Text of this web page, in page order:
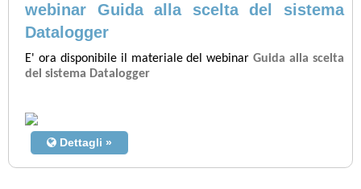
webinar Guida alla scelta del sistema
Datalogger
E' ora disponibile il materiale del webinarGuida alla scelta
del sistema Datalogger
Dettagli »